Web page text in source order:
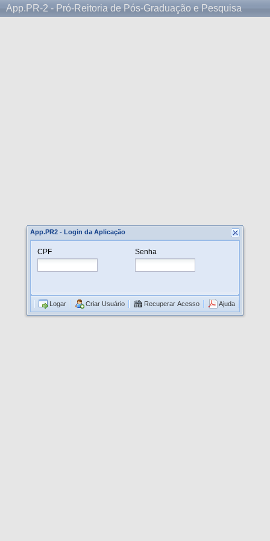
App.PR-2 - Pró-Reitoria de Pós-Graduação e Pesquisa
App.PR2 - Login da Aplicação
CPF Senha
Logar Criar Usuário Recuperar Acesso Ajuda